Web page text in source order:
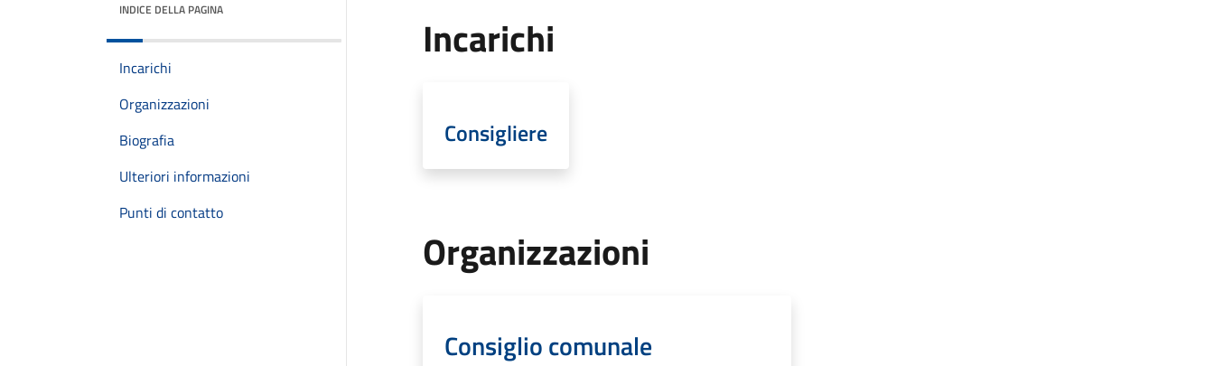
INDICE DELLA PAGINA
Incarichi
Organizzazioni
Biografia
Ulteriori informazioni
Punti di contatto
Incarichi
Consigliere
Organizzazioni
Consiglio comunale